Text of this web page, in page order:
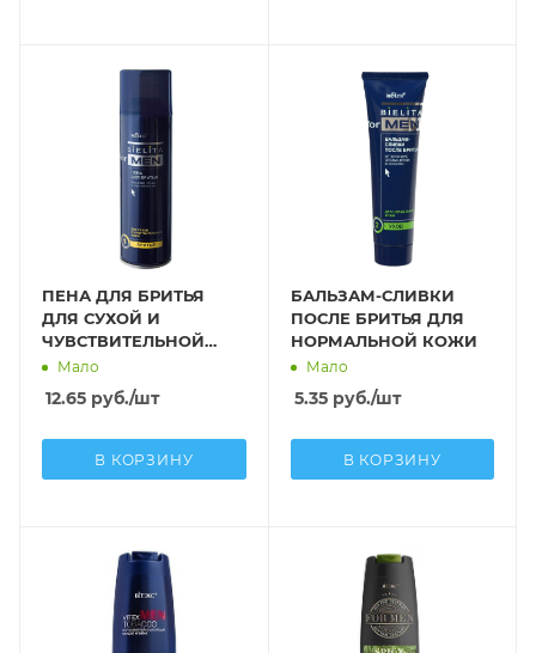
ПЕНА ДЛЯ БРИТЬЯ
ДЛЯ СУХОЙ И
ЧУВСТВИТЕЛЬНОЙ
КОЖИ
Мало
12.65 руб./шт
В КОРЗИНУ
БАЛЬЗАМ-СЛИВКИ
ПОСЛЕ БРИТЬЯ ДЛЯ
НОРМАЛЬНОЙ КОЖИ
Мало
5.35руб./шт
В КОРЗИНУ